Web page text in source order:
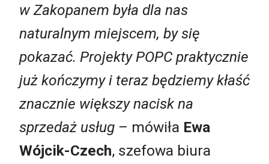
w Zakopanem była dla nas
naturalnym miejscem, by się
pokazać. Projekty POPC praktycznie
już kończymy i teraz będziemy kłaść
znacznie większy nacisk na
sprzedaż usług – mówiła Ewa
Wójcik-Czech, szefowa biura